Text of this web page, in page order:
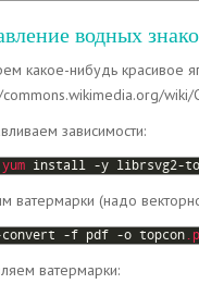
водных
какое-нибудь красивое
зависимости:
yum install -y librsvg2-
ватермарки (надо
convert -f pdf -o topcon
ватермарки: